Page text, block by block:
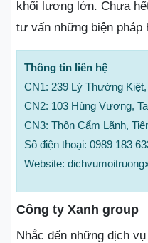
khối lượng lớn. Chưa
tư vấn những biện
Thông tin liên hệ
CN1: 239 Lý Thường
CN2: 103 Hùng Vương,
CN3: Thôn Cẩm Lãnh,
Số điện thoại: 0989 183
Website:
Công ty Xanh group
Nhắc đến những dịch